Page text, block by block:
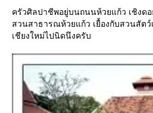
ครัวศิลปาชีพอยู่บนถนนห้วยแก้ว เชิงดอ
สวนสาธารณห้วยแก้ว เยื้องกับสวนสัต
เชียงใหม่ไปนิดนึงครับ